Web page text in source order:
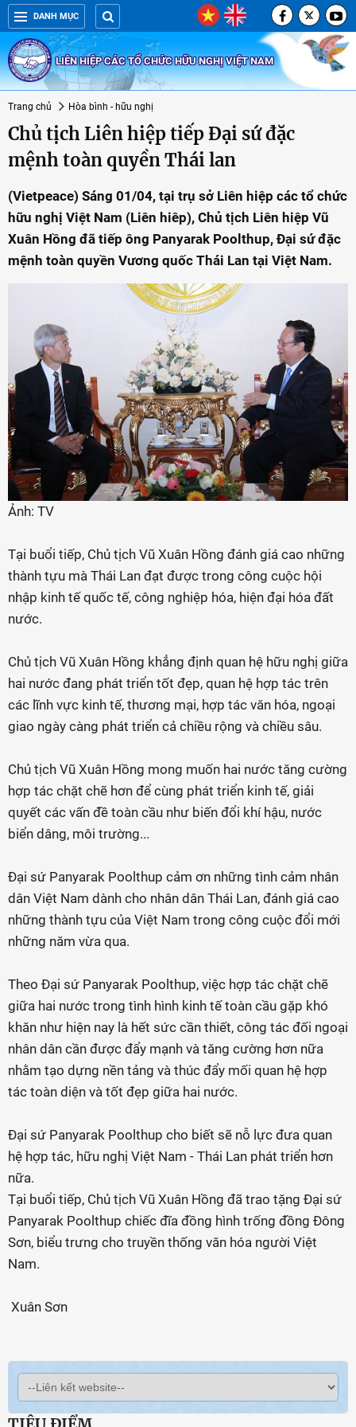
DANH MỤC
LIÊN HIỆP CÁC TỔ CHỨC HỮU NGHỊ VIỆT NAM
Trang chủ Hòa bình - hữu nghị
Chủ tịch Liên hiệp tiếp Đại sứ đặc
mệnh toàn quyền Thái lan
(Vietpeace) Sáng 01/04, tại trụ sở Liên hiệp các tổ chức
hữu nghị Việt Nam (Liên hiêp), Chủ tịch Liên hiệp Vũ
Xuân Hồng đã tiếp ông Panyarak Poolthup, Đại sứ đặc
mệnh toàn quyền Vương quốc Thái Lan tại Việt Nam.
Ảnh: TV
Tại buổi tiếp, Chủ tịch Vũ Xuân Hồng đánh giá cao những
thành tựu mà Thái Lan đạt được trong công cuộc hội
nhập kinh tế quốc tế, công nghiệp hóa, hiện đại hóa đất
nước.
Chủ tịch Vũ Xuân Hồng khẳng định quan hệ hữu nghị giữa
hai nước đang phát triển tốt đẹp, quan hệ hợp tác trên
các lĩnh vực kinh tế, thương mại, hợp tác văn hóa, ngoại
giao ngày càng phát triển cả chiều rộng và chiều sâu.
Chủ tịch Vũ Xuân Hồng mong muốn hai nước tăng cường
hợp tác chặt chẽ hơn để cùng phát triển kinh tế, giải
quyết các vấn đề toàn cầu như biến đổi khí hậu, nước
biển dâng, môi trường...
Đại sứ Panyarak Poolthup cảm ơn những tình cảm nhân
dân Việt Nam dành cho nhân dân Thái Lan, đánh giá cao
những thành tựu của Việt Nam trong công cuộc đổi mới
những năm vừa qua.
Theo Đại sứ Panyarak Poolthup, việc hợp tác chặt chẽ
giữa hai nước trong tình hình kinh tế toàn cầu gặp khó
khăn như hiện nay là hết sức cần thiết, công tác đối ngoại
nhân dân cần được đẩy mạnh và tăng cường hơn nữa
nhằm tạo dựng nền tảng và thúc đẩy mối quan hệ hợp
tác toàn diện và tốt đẹp giữa hai nước.
Đại sứ Panyarak Poolthup cho biết sẽ nỗ lực đưa quan
hệ hợp tác, hữu nghị Việt Nam - Thái Lan phát triển hơn
nữa.
Tại buổi tiếp, Chủ tịch Vũ Xuân Hồng đã trao tặng Đại sứ
Panyarak Poolthup chiếc đĩa đồng hình trống đồng Đông
Sơn, biểu trưng cho truyền thống văn hóa người Việt
Nam.
Xuân Sơn